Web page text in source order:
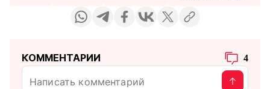
КОММЕНТАРИИ 4